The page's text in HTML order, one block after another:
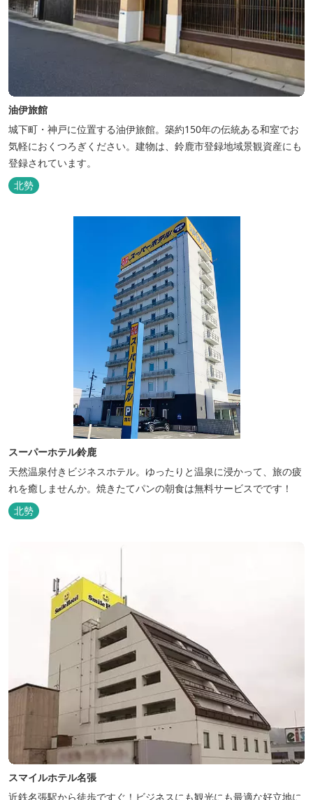
油伊旅館
城下町・神戸に位置する油伊旅館。築約150年の伝統ある和室でお
気軽におくつろぎください。建物は、鈴鹿市登録地域景観資産にも
登録されています。
北勢
スーパーホテル鈴鹿
天然温泉付きビジネスホテル。ゆったりと温泉に浸かって、旅の疲
れを癒しませんか。焼きたてパンの朝食は無料サービスでです！
北勢
スマイルホテル名張
近鉄名張駅から徒歩ですぐ！ビジネスにも観光にも最適な好立地に